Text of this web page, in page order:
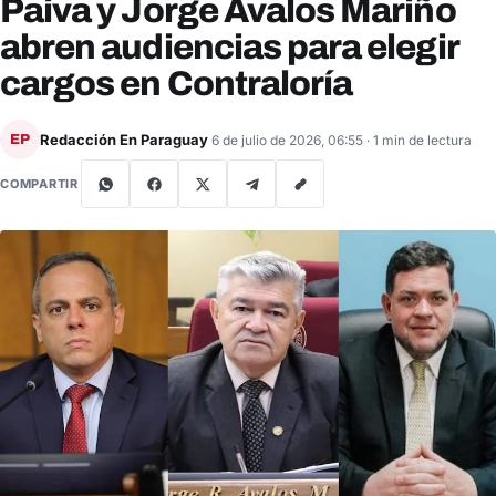
Paiva y Jorge Ávalos Mariño
abren audiencias para elegir
cargos en Contraloría
EP Redacción En Paraguay 6 de julio de 2026, 06:55 · 1 min de lectura
COMPARTIR